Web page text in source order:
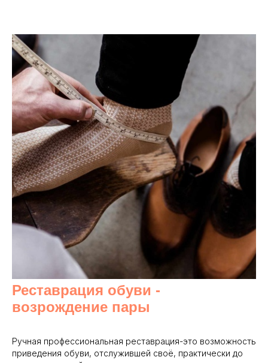
Реставрация обуви -
возрождение пары
Ручная профессиональная реставрация-это возможность
приведения обуви, отслужившей своё, практически до